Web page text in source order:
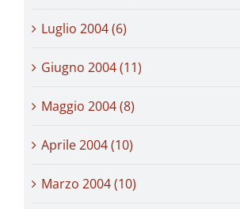
Luglio 2004 (6)
Giugno 2004 (11)
Maggio 2004 (8)
Aprile 2004 (10)
Marzo 2004 (10)